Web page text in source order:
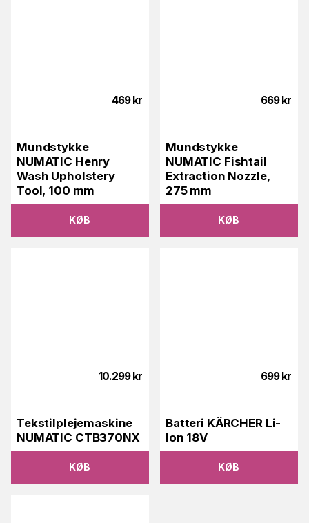
469 kr
Mundstykke
NUMATIC Henry
Wash Upholstery
Tool, 100 mm
KØB
669 kr
Mundstykke
NUMATIC Fishtail
Extraction Nozzle,
275 mm
KØB
10.299 kr
Tekstilplejemaskine
NUMATIC CTB370NX
KØB
699 kr
Batteri KÄRCHER Li-
Ion 18V
KØB